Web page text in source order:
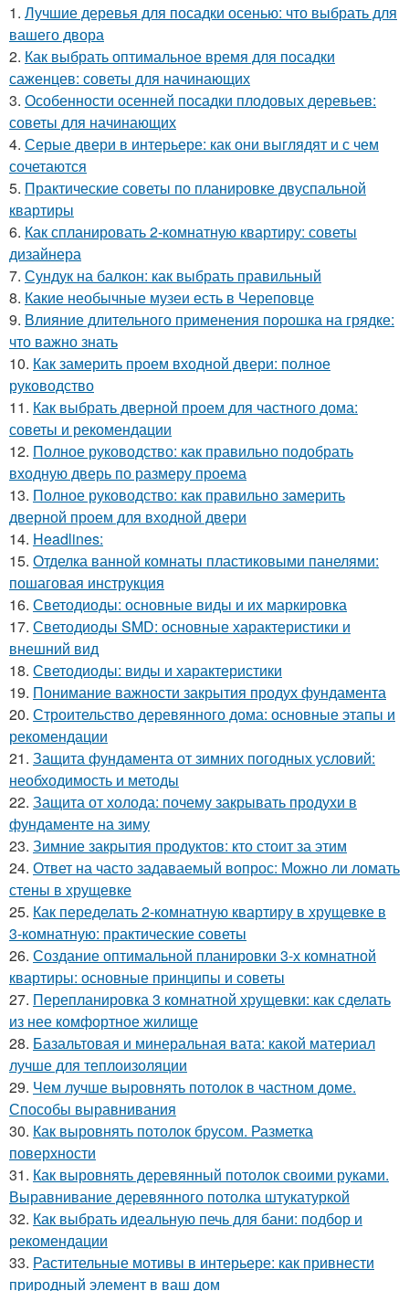
1. Лучшие деревья для посадки осенью: что выбрать для
вашего двора
2. Как выбрать оптимальное время для посадки
саженцев: советы для начинающих
3. Особенности осенней посадки плодовых деревьев:
советы для начинающих
4. Серые двери в интерьере: как они выглядят и с чем
сочетаются
5. Практические советы по планировке двуспальной
квартиры
6. Как спланировать 2-комнатную квартиру: советы
дизайнера
7. Сундук на балкон: как выбрать правильный
8. Какие необычные музеи есть в Череповце
9. Влияние длительного применения порошка на грядке:
что важно знать
10. Как замерить проем входной двери: полное
руководство
11. Как выбрать дверной проем для частного дома:
советы и рекомендации
12. Полное руководство: как правильно подобрать
входную дверь по размеру проема
13. Полное руководство: как правильно замерить
дверной проем для входной двери
14. Headlines:
15. Отделка ванной комнаты пластиковыми панелями:
пошаговая инструкция
16. Светодиоды: основные виды и их маркировка
17. Светодиоды SMD: основные характеристики и
внешний вид
18. Светодиоды: виды и характеристики
19. Понимание важности закрытия продух фундамента
20. Строительство деревянного дома: основные этапы и
рекомендации
21. Защита фундамента от зимних погодных условий:
необходимость и методы
22. Защита от холода: почему закрывать продухи в
фундаменте на зиму
23. Зимние закрытия продуктов: кто стоит за этим
24. Ответ на часто задаваемый вопрос: Можно ли ломать
стены в хрущевке
25. Как переделать 2-комнатную квартиру в хрущевке в
3-комнатную: практические советы
26. Создание оптимальной планировки 3-х комнатной
квартиры: основные принципы и советы
27. Перепланировка 3 комнатной хрущевки: как сделать
из нее комфортное жилище
28. Базальтовая и минеральная вата: какой материал
лучше для теплоизоляции
29. Чем лучше выровнять потолок в частном доме.
Способы выравнивания
30. Как выровнять потолок брусом. Разметка
поверхности
31. Как выровнять деревянный потолок своими руками.
Выравнивание деревянного потолка штукатуркой
32. Как выбрать идеальную печь для бани: подбор и
рекомендации
33. Растительные мотивы в интерьере: как привнести
природный элемент в ваш дом